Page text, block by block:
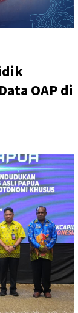
OAP di